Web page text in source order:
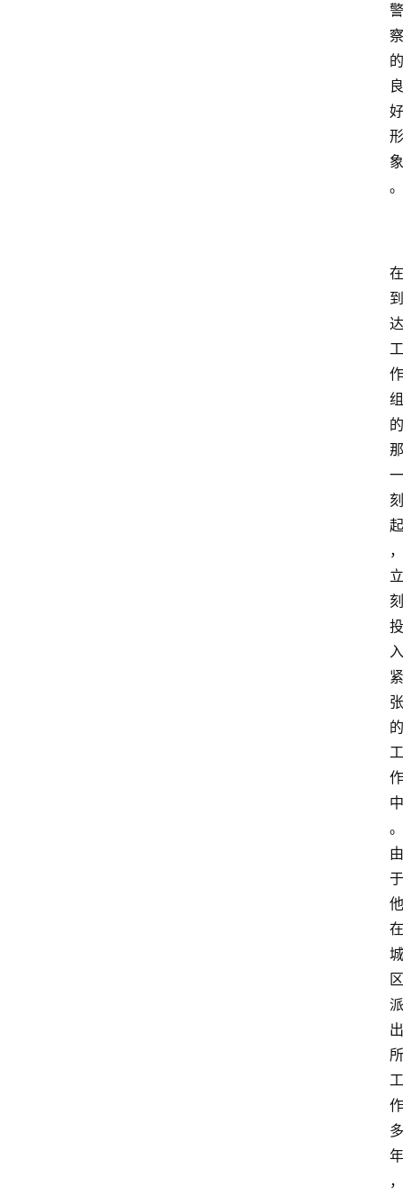
警
察
的
良
好
形
象
。
在
到
达
工
作
组
的
那
一
刻
起
，
立
刻
投
入
紧
张
的
工
作
中
。
由
于
他
在
城
区
派
出
所
工
作
多
年
，